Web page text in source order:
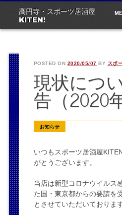
高円寺・スポーツ居酒屋
KITEN!
POSTED ON 2020/05/07 BY スポ
現状につ
告（2020
お知らせ
いつもスポーツ居酒屋
がとうございます。
当店は新型コロナウイルス
た国・東京都からの要請を
とさせていただいております